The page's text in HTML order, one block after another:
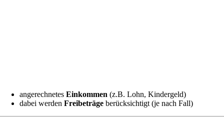
angerechnetesEinkommen (z.B. Lohn, Kindergeld)
dabei werdenFreibeträge berücksichtigt (je nach Fall)